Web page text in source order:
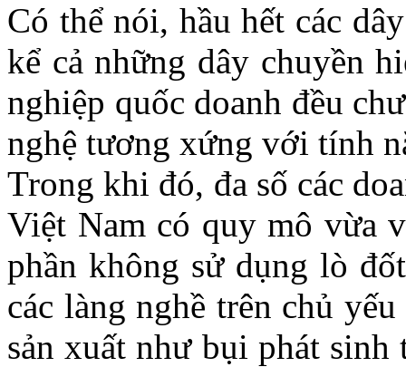
Có thể nói, hầu hết các
kể cả những dây chuyền
nghiệp quốc doanh đều
nghệ tương xứng với tính
Trong khi đó, đa số các
Việt Nam có quy mô vừa
phần không sử dụng lò
các làng nghề trên chủ
sản xuất như bụi phát sinh